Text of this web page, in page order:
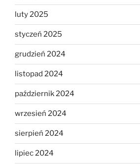
luty 2025
styczeń 2025
grudzień 2024
listopad 2024
październik 2024
wrzesień 2024
sierpień 2024
lipiec 2024